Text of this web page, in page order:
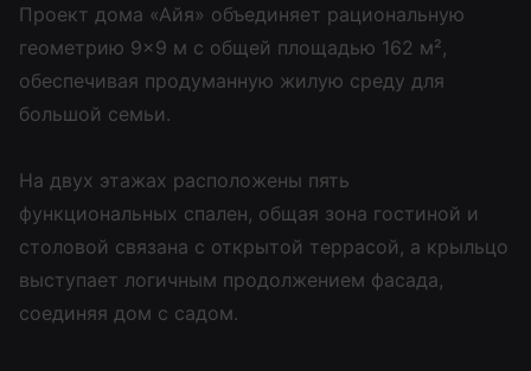
Проект дома «Айя» объединяет рациональную
геометрию 9×9 м с общей площадью 162 м²,
обеспечивая продуманную жилую среду для
большой семьи.
На двух этажах расположены пять
функциональных спален, общая зона гостиной и
столовой связана с открытой террасой, а крыльцо
выступает логичным продолжением фасада,
соединяя дом с садом.